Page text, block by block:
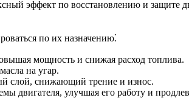
эффект по восстановлению и защите
по их назначению⁚
мощность и снижая расход топлива.
на угар.
слой, снижающий трение и износ.
двигателя, улучшая его работу и